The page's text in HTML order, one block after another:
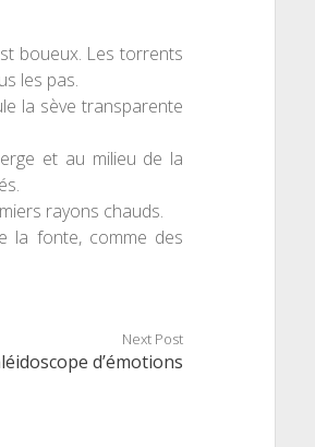
boueux. Les torrents
les pas.
la sève transparente
et au milieu de la
rayons chauds.
la fonte, comme des
Next Post
d’émotions